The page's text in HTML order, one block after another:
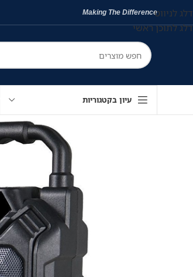
דלג לניווט
דלג לתוכן ראשי
Making The Difference
עיון בקטגוריות